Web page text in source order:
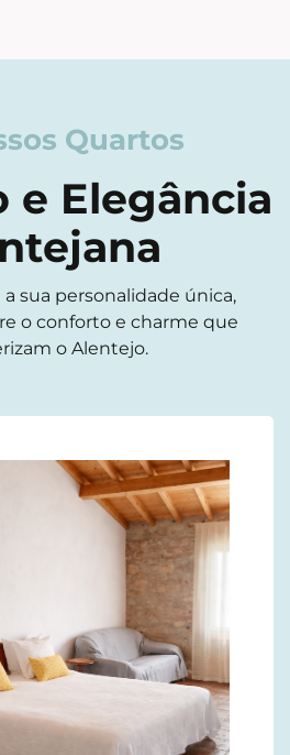
Quartos
e Elegância
sua personalidade única,
o conforto e charme que
o Alentejo.